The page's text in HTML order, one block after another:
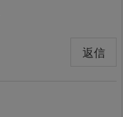
返信